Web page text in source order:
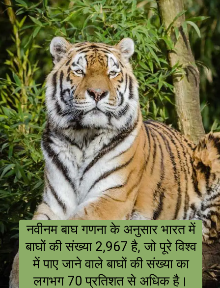
नवीनम बाघ गणना के अनुसार भारत में
बाघों की संख्या 2,967 है, जो पूरे विश्व
में पाए जाने वाले बाघों की संख्या का
लगभग 70 प्रतिशत से अधिक है।